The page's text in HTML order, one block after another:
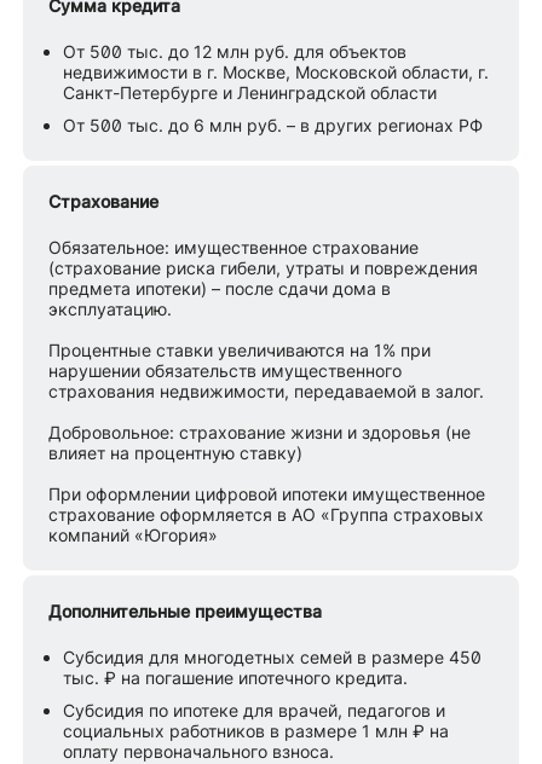
Сумма кредита
От 500 тыс. до 12 млн руб. для объектов
недвижимости в г. Москве, Московской области, г.
Санкт-Петербурге и Ленинградской области
От 500 тыс. до 6 млн руб. – в других регионах РФ
Страхование
Обязательное: имущественное страхование
(страхование риска гибели, утраты и повреждения
предмета ипотеки) – после сдачи дома в
эксплуатацию.
Процентные ставки увеличиваются на 1% при
нарушении обязательств имущественного
страхования недвижимости, передаваемой в залог.
Добровольное: страхование жизни и здоровья (не
влияет на процентную ставку)
При оформлении цифровой ипотеки имущественное
страхование оформляется в АО «Группа страховых
компаний «Югория»
Дополнительные преимущества
Субсидия для многодетных семей в размере 450
тыс. ₽ на погашение ипотечного кредита.
Субсидия по ипотеке для врачей, педагогов и
социальных работников в размере 1 млн ₽ на
оплату первоначального взноса.